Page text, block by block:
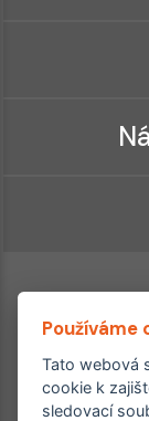
Používáme
Tato webová
cookie k
sledovací